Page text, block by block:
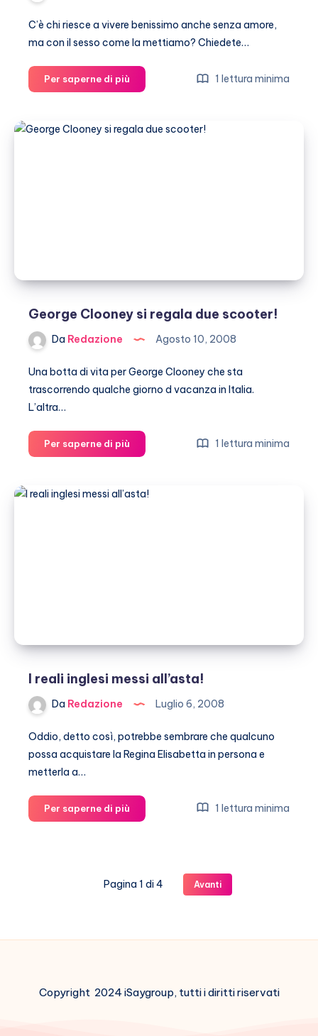
C’è chi riesce a vivere benissimo anche senza amore,
ma con il sesso come la mettiamo? Chiedete…
Per saperne di più
Hayek
acquisti
1 lettura minima
George Clooney si regala due scooter!
Da Redazione Agosto 10, 2008
Una botta di vita per George Clooney che sta
trascorrendo qualche giorno d vacanza in Italia.
L’altra…
Per saperne di più
Clooney
regala
1 lettura minima
I reali inglesi messi all’asta!
Da Redazione Luglio 6, 2008
Oddio, detto così, potrebbe sembrare che qualcuno
possa acquistare la Regina Elisabetta in persona e
metterla a…
Per saperne di più
reali
1 lettura minima
Pagina 1 di 4 Avanti
Copyright 2024 iSaygroup, tutti i diritti riservati